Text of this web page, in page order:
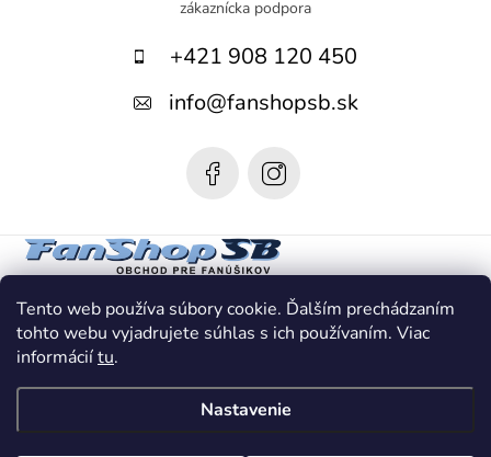
Tento web používa súbory cookie. Ďalším prechádzaním
tohto webu vyjadrujete súhlas s ich používaním. Viac
informáciítu.
Nastavenie
+421 908 120 450
info@fanshopsb.sk